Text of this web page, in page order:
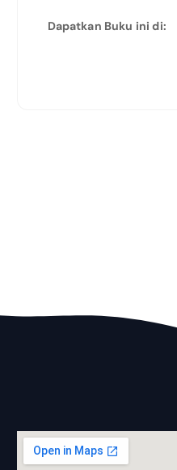
Dapatkan Buku ini di: